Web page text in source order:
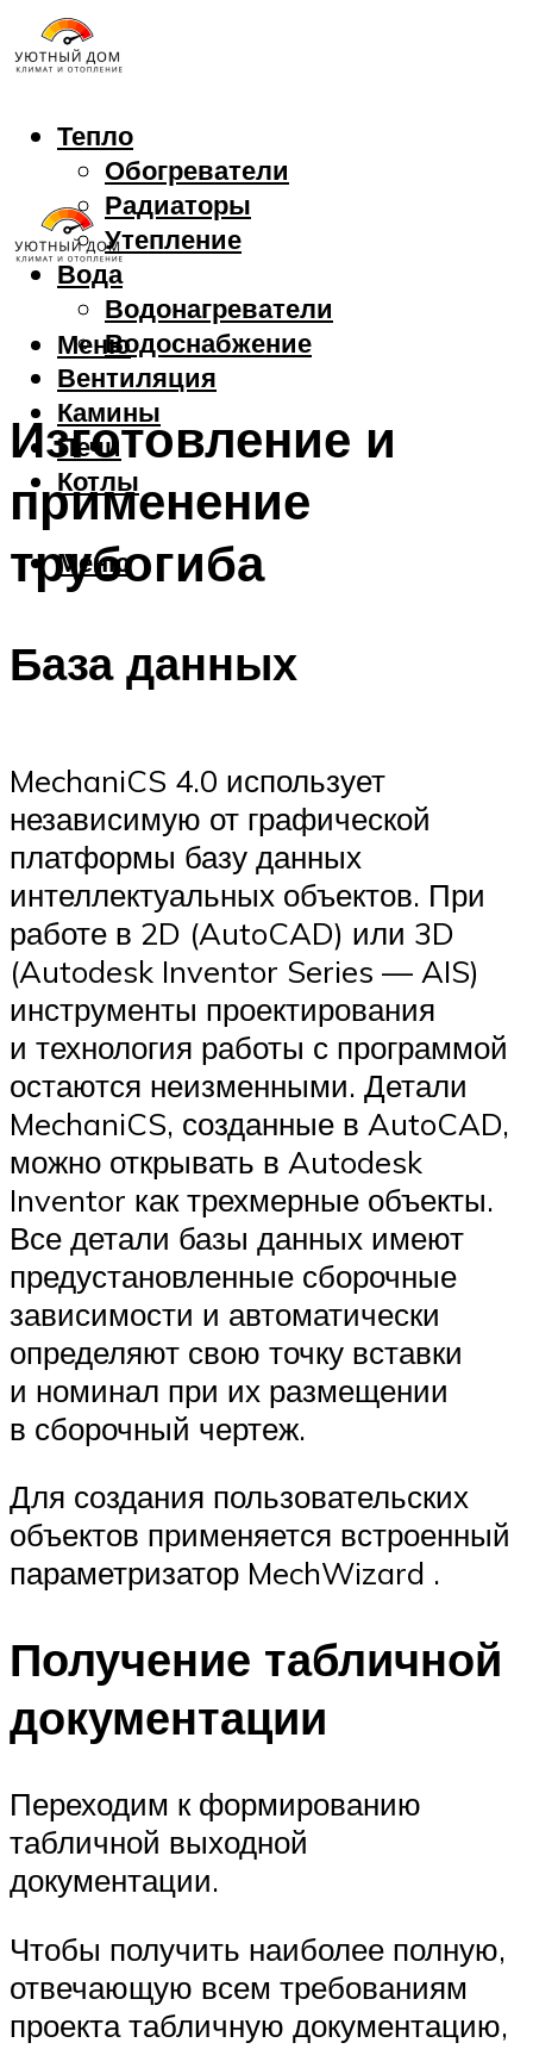
Тепло
Обогреватели
Радиаторы
Утепление
Вода
Водонагреватели
Водоснабжение
Вентиляция
Камины
Печи
Котлы
Меню
Меню
Изготовление и
применение
трубогиба
База данных
MechaniCS 4.0 использует
независимую от графической
платформы базу данных
интеллектуальных объектов. При
работе в 2D (AutoCAD) или 3D
(Autodesk Inventor Series — AIS)
инструменты проектирования
и технология работы с программой
остаются неизменными. Детали
MechaniCS, созданные в AutoCAD,
можно открывать в Autodesk
Inventor как трехмерные объекты.
Все детали базы данных имеют
предустановленные сборочные
зависимости и автоматически
определяют свою точку вставки
и номинал при их размещении
в сборочный чертеж.
Для создания пользовательских
объектов применяется встроенный
параметризатор MechWizard .
Получение табличной
документации
Переходим к формированию
табличной выходной
документации.
Чтобы получить наиболее полную,
отвечающую всем требованиям
проекта табличную документацию,